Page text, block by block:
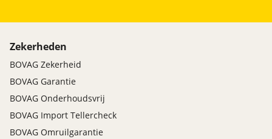
Zekerheden
BOVAG Zekerheid
BOVAG Garantie
BOVAG Onderhoudsvrij
BOVAG Import Tellercheck
BOVAG Omruilgarantie